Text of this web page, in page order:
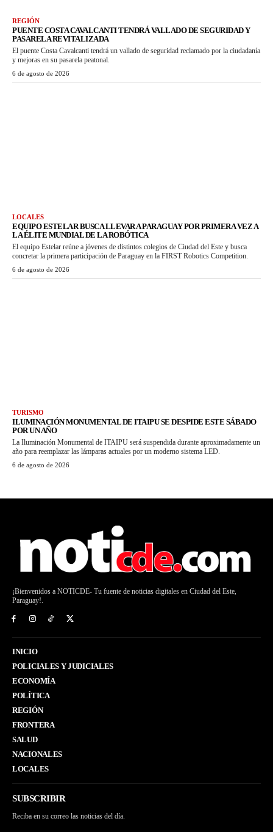
REGIÓN
PUENTE COSTA CAVALCANTI TENDRÁ VALLADO DE SEGURIDAD Y
PASARELA REVITALIZADA
El puente Costa Cavalcanti tendrá un vallado de seguridad reclamado por la ciudadanía
y mejoras en su pasarela peatonal.
6 de agosto de 2026
LOCALES
EQUIPO ESTELAR BUSCA LLEVAR A PARAGUAY POR PRIMERA VEZ A
LA ÉLITE MUNDIAL DE LA ROBÓTICA
El equipo Estelar reúne a jóvenes de distintos colegios de Ciudad del Este y busca
concretar la primera participación de Paraguay en la FIRST Robotics Competition.
6 de agosto de 2026
TURISMO
ILUMINACIÓN MONUMENTAL DE ITAIPU SE DESPIDE ESTE SÁBADO
POR UN AÑO
La Iluminación Monumental de ITAIPU será suspendida durante aproximadamente un
año para reemplazar las lámparas actuales por un moderno sistema LED.
6 de agosto de 2026
¡Bienvenidos a NOTICDE- Tu fuente de noticias digitales en Ciudad del Este,
Paraguay!.
INICIO
POLICIALES Y JUDICIALES
ECONOMÍA
POLÍTICA
REGIÓN
FRONTERA
SALUD
NACIONALES
LOCALES
SUBSCRIBIR
Reciba en su correo las noticias del día.